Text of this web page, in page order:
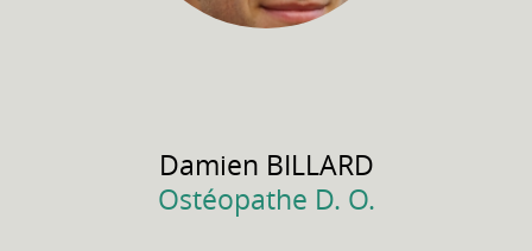
Damien BILLARD
Ostéopathe D. O.